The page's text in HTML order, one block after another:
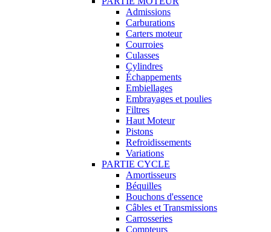
Admissions
Carburations
Carters moteur
Courroies
Culasses
Cylindres
Échappements
Embiellages
Embrayages et poulies
Filtres
Haut Moteur
Pistons
Refroidissements
Variations
PARTIE CYCLE
Amortisseurs
Béquilles
Bouchons d'essence
Câbles et Transmissions
Carrosseries
Compteurs